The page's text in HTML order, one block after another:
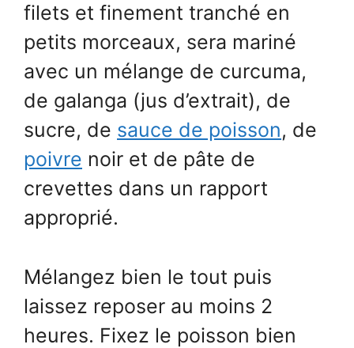
filets et finement tranché en
petits morceaux, sera mariné
avec un mélange de curcuma,
de galanga (jus d’extrait), de
sucre, de sauce de poisson, de
poivre noir et de pâte de
crevettes dans un rapport
approprié.
Mélangez bien le tout puis
laissez reposer au moins 2
heures. Fixez le poisson bien